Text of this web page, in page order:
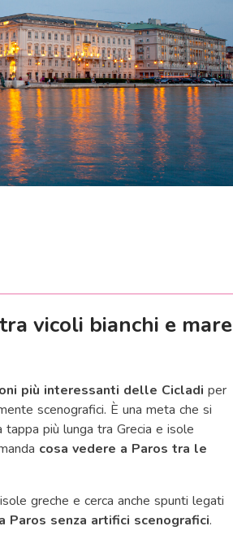
vicoli bianchi e mare
più interessanti delle Cicladi per
scenografici. È una meta che si
più lunga tra Grecia e isole
cosa vedere a Paros tra le
greche e cerca anche spunti legati
Paros senza artifici scenografici.